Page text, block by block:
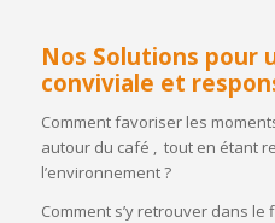
Nos Solutions pour
conviviale et
Comment favoriser les
autour du café , tout en étant
l’environnement ?
Comment s’y retrouver dans le